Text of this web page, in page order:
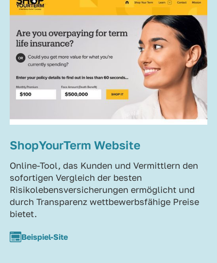
ShopYourTerm Website
Online-Tool, das Kunden und Vermittlern den
sofortigen Vergleich der besten
Risikolebensversicherungen ermöglicht und
durch Transparenz wettbewerbsfähige Preise
bietet.
Beispiel-Site